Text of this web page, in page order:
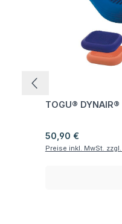
TOGU®
Regulärer Preis:
50,90 €
Preise inkl. MwSt.